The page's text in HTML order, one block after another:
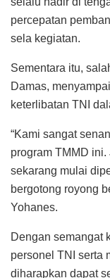
percepatan
sela kegiatan.
Sementara itu,
Damas,
keterlibatan TNI
“Kami sangat
program TMMD
sekarang mulai
bergotong royong
Yohanes.
Dengan semangat
personel TNI serta
diharapkan dapat